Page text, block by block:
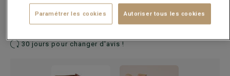
Livré en 24h ouvrées avec Chronopost Express
30 jours pour changer d'avis !
Paramétrer les cookies Autoriser tous les cookies